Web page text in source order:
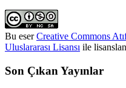
Bu eserCreative Commons
Uluslararası Lisansı ile
Son Çıkan Yayınlar